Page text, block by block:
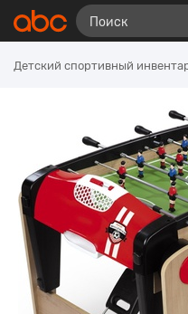
Детский спортивный